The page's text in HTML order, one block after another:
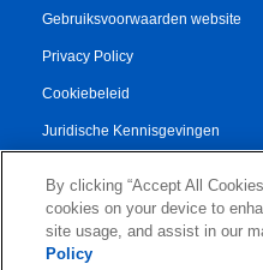
Gebruiksvoorwaarden website
Privacy Policy
Cookiebeleid
Juridische Kennisgevingen
Algemene Voorwaarden
Authorised Partner Agreement
By clicking “Accept All
cookies on your device to
site usage, and assist in our
Policy